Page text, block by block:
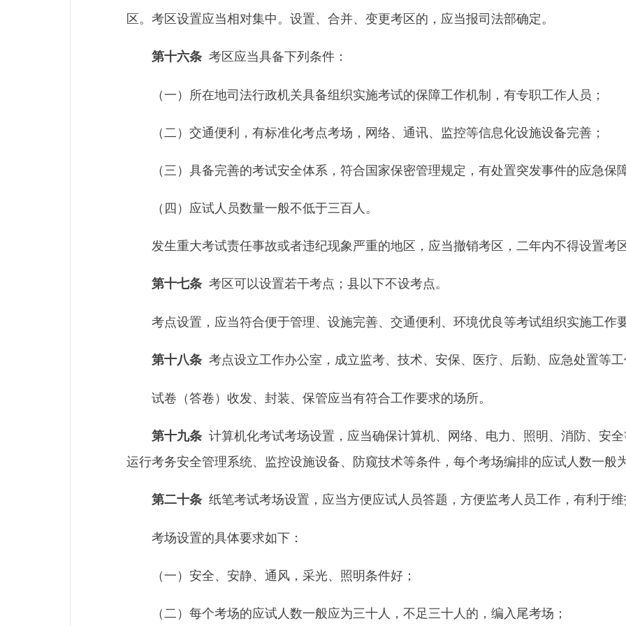
区。考区设置应当相对集中。设置、合并、变更考区的，应当报司法部确定。
第十六条 考区应当具备下列条件：
（一）所在地司法行政机关具备组织实施考试的保障工作机制，有专职工作人员；
（二）交通便利，有标准化考点考场，网络、通讯、监控等信息化设施设备完善；
（三）具备完善的考试安全体系，符合国家保密管理规定，有处置突发事件的应急保
（四）应试人员数量一般不低于三百人。
发生重大考试责任事故或者违纪现象严重的地区，应当撤销考区，二年内不得设置考区
第十七条 考区可以设置若干考点；县以下不设考点。
考点设置，应当符合便于管理、设施完善、交通便利、环境优良等考试组织实施工作要
第十八条 考点设立工作办公室，成立监考、技术、安保、医疗、后勤、应急处置等工
试卷（答卷）收发、封装、保管应当有符合工作要求的场所。
第十九条 计算机化考试考场设置，应当确保计算机、网络、电力、照明、消防、安
运行考务安全管理系统、监控设施设备、防窥技术等条件，每个考场编排的应试人数一般为
第二十条 纸笔考试考场设置，应当方便应试人员答题，方便监考人员工作，有利于维
考场设置的具体要求如下：
（一）安全、安静、通风，采光、照明条件好；
（二）每个考场的应试人数一般应为三十人，不足三十人的，编入尾考场；